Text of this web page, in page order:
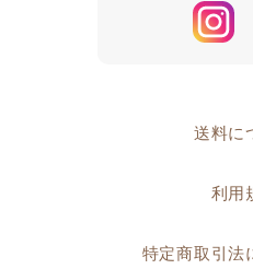
送料に
利用
特定商取引法